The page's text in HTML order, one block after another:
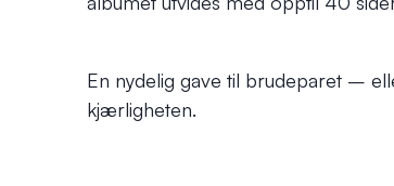
En nydelig gave til brudeparet –
kjærligheten.